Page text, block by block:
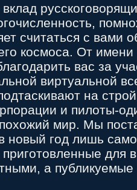
считаться с вами
космоса. От
вас за
виртуальной
на
и пилоты-
мир. Мы
новый год лишь
для
а